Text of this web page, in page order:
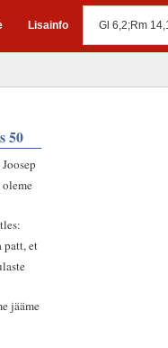
Lisainfo
50
patt, et
jääme